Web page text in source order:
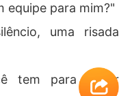
equipe para mim?"
uma risada
tem para ousar